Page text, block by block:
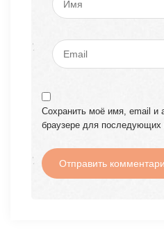
Сохранить моё имя, email и
браузере для последующих